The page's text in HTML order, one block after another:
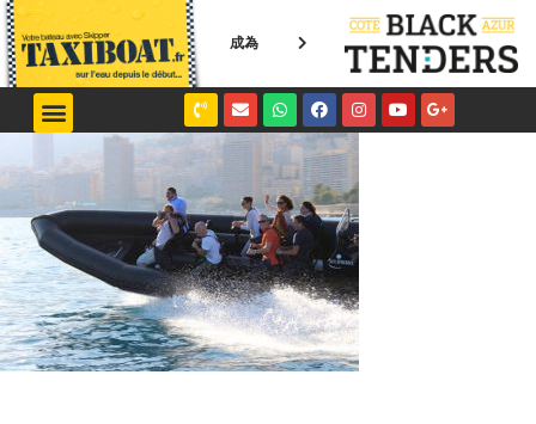
成為